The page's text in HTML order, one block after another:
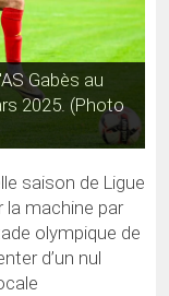
Gabès au
2025. (Photo
saison de Ligue
la machine par
olympique de
d’un nul